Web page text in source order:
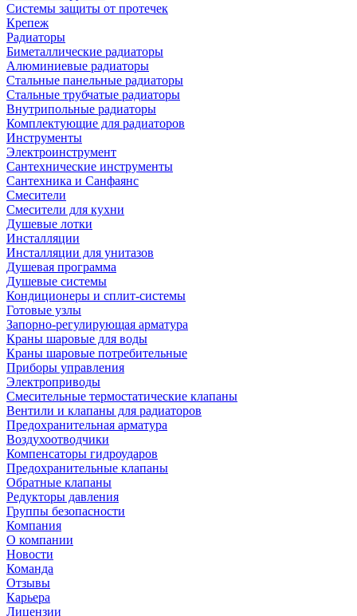
Системы защиты от протечек
Крепеж
Радиаторы
Биметаллические радиаторы
Алюминиевые радиаторы
Стальные панельные радиаторы
Стальные трубчатые радиаторы
Внутрипольные радиаторы
Комплектующие для радиаторов
Инструменты
Электроинструмент
Сантехнические инструменты
Сантехника и Санфаянс
Смесители
Смесители для кухни
Душевые лотки
Инсталляции
Инсталляции для унитазов
Душевая программа
Душевые системы
Кондиционеры и сплит-системы
Готовые узлы
Запорно-регулирующая арматура
Краны шаровые для воды
Краны шаровые потребительные
Приборы управления
Электроприводы
Смесительные термостатические клапаны
Вентили и клапаны для радиаторов
Предохранительная арматура
Воздухоотводчики
Компенсаторы гидроударов
Предохранительные клапаны
Обратные клапаны
Редукторы давления
Группы безопасности
Компания
О компании
Новости
Команда
Отзывы
Карьера
Лицензии